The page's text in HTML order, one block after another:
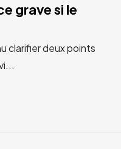
grave si le
clarifier deux points